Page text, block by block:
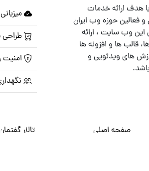
پرشین اسکریپت در سال ۱۳۸۶ با هدف ارائه خدمات
و فعالین حوزه وب ایران
این وب سایت ، ارائه
قالب ها و افزونه ها
های ویدئویی و
طراحی
صفحه اصلی تالار